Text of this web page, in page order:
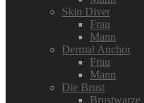
Skin Diver
Frau
Mann
Dermal Anchor
Frau
Mann
Die Brust
Brustwarze